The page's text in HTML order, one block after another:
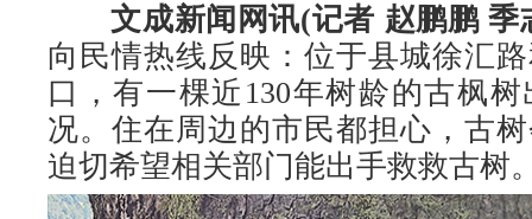
文成新闻网讯(记者 赵鹏鹏 季
向民情热线反映：位于县城徐汇
口，有一棵近130年树龄的古枫
况。住在周边的市民都担心，古
迫切希望相关部门能出手救救古树